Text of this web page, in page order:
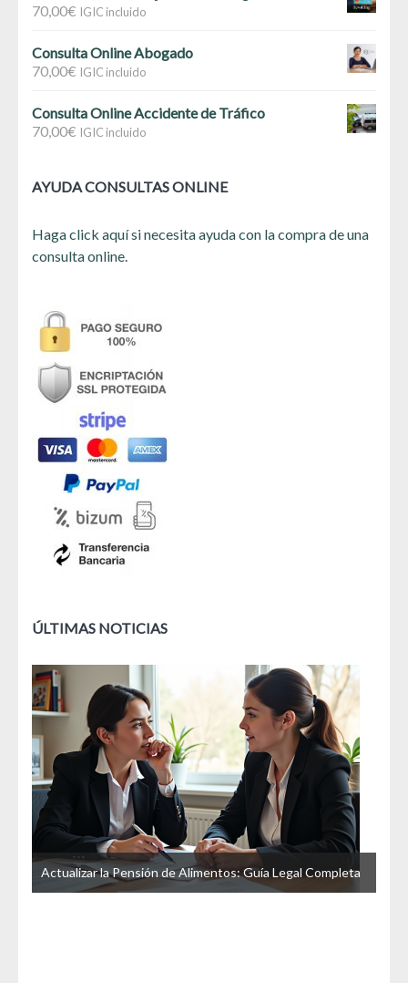
70,00€ IGIC incluido
Consulta Online Abogado
70,00€ IGIC incluido
Consulta Online Accidente de Tráfico
70,00€ IGIC incluido
AYUDA CONSULTAS ONLINE
Haga click aquí si necesita ayuda con la compra de una
consulta online.
ÚLTIMAS NOTICIAS
Actualizar la Pensión de Alimentos: Guía Legal Completa